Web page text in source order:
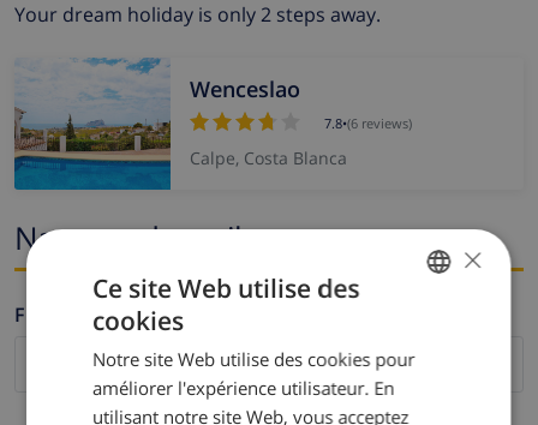
Your dream holiday is only 2 steps away.
Wenceslao
7.8•(6 reviews)
Calpe, Costa Blanca
Name and email
Firstname *
DUTCH
×
Ce site Web utilise des
cookies
Notre site Web utilise des cookies pour
améliorer l'expérience utilisateur. En
utilisant notre site Web, vous acceptez